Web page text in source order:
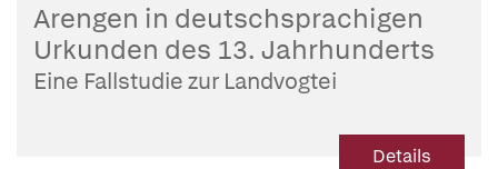
Arengen in deutschsprachigen
Urkunden des 13. Jahrhunderts
Eine Fallstudie zur Landvogtei
Details